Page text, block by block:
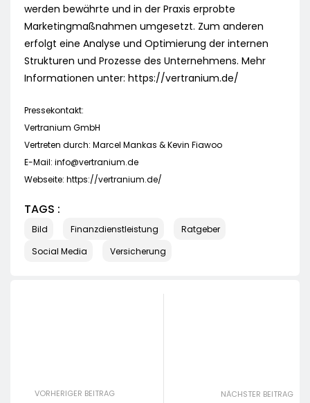
werden bewährte und in der Praxis erprobte
Marketingmaßnahmen umgesetzt. Zum anderen
erfolgt eine Analyse und Optimierung der internen
Strukturen und Prozesse des Unternehmens. Mehr
Informationen unter: https://vertranium.de/
Pressekontakt:
Vertranium GmbH
Vertreten durch: Marcel Mankas & Kevin Fiawoo
E-Mail: info@vertranium.de
Webseite: https://vertranium.de/
TAGS :
Bild Finanzdienstleistung
Ratgeber
Social Media
Versicherung
VORHERIGER BEITRAG NÄCHSTER BEITRAG